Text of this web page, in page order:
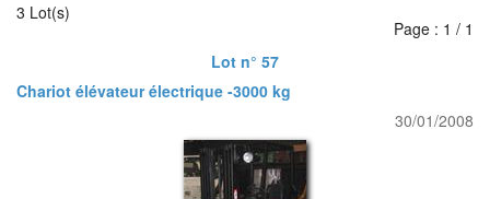
3 Lot(s)
Page : 1 / 1
Lot n° 57
Chariot élévateur électrique -3000 kg
30/01/2008